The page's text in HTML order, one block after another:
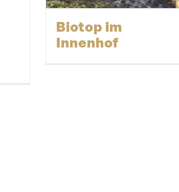
Biotop im
Innenhof